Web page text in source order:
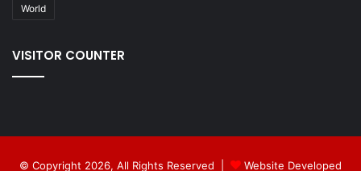
World
VISITOR COUNTER
© Copyright 2026, All Rights Reserved | Website Developed